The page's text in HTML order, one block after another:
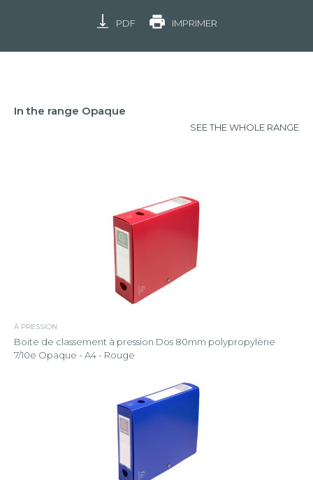
PDF IMPRIMER
In the range Opaque
SEE THE WHOLE RANGE
À PRESSION
Boite de classement à pression Dos 80mm polypropylène
7/10e Opaque - A4 - Rouge